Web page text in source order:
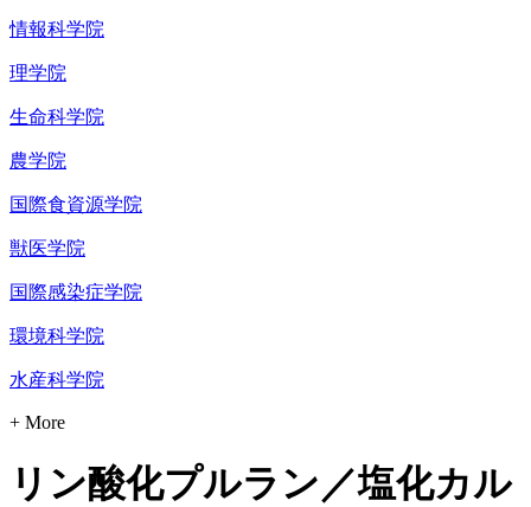
情報科学院
理学院
生命科学院
農学院
国際食資源学院
獣医学院
国際感染症学院
環境科学院
水産科学院
+ More
リン酸化プルラン／塩化カル